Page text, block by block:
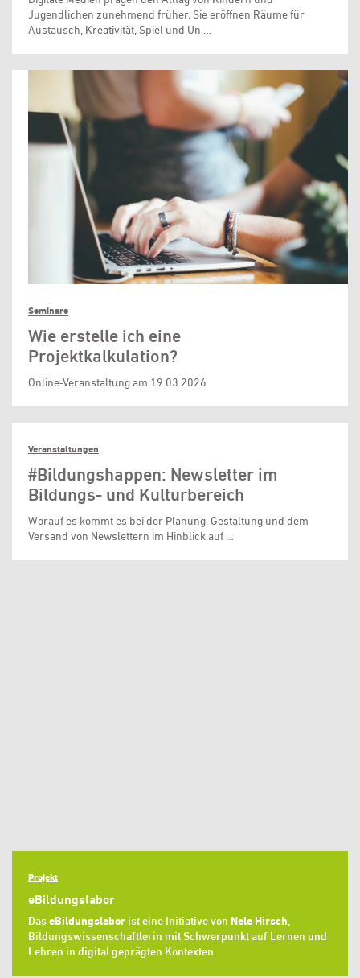
Jugendlichen zunehmend früher. Sie eröffnen Räume für
Austausch, Kreativität, Spiel und Un …
Seminare
Wie erstelle ich eine
Projektkalkulation?
Online-Veranstaltung am 19.03.2026
Veranstaltungen
#Bildungshappen: Newsletter im
Bildungs- und Kulturbereich
Worauf es kommt es bei der Planung, Gestaltung und dem
Versand von Newslettern im Hinblick auf …
Projekt
eBildungslabor
DaseBildungslabor ist eine Initiative von Nele Hirsch,
Bildungswissenschaftlerin mit Schwerpunkt auf Lernen und
Lehren in digital geprägten Kontexten.